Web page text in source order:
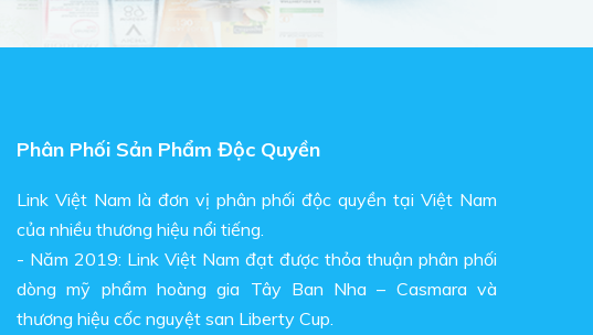
Phân Phối Sản Phẩm Độc Quyền
Link Việt Nam là đơn vị phân phối độc quyền tại Việt Nam
của nhiều thương hiệu nổi tiếng.
- Năm 2019: Link Việt Nam đạt được thỏa thuận phân phối
dòng mỹ phẩm hoàng gia Tây Ban Nha – Casmara và
thương hiệu cốc nguyệt san Liberty Cup.